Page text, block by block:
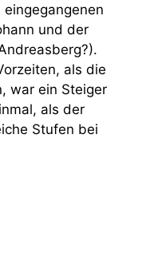
und der
als die
war ein Steiger
als der
Stufen bei